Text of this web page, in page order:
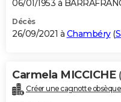
06/01/1953 à
Décès
26/09/2021 à Chambéry(
Carmela MICCICHE
Créer une cagnotte